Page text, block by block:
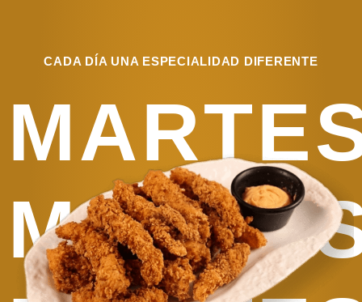
CADA DÍA UNA ESPECIALIDAD DIFERENTE